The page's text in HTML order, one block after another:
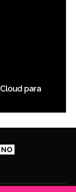
para